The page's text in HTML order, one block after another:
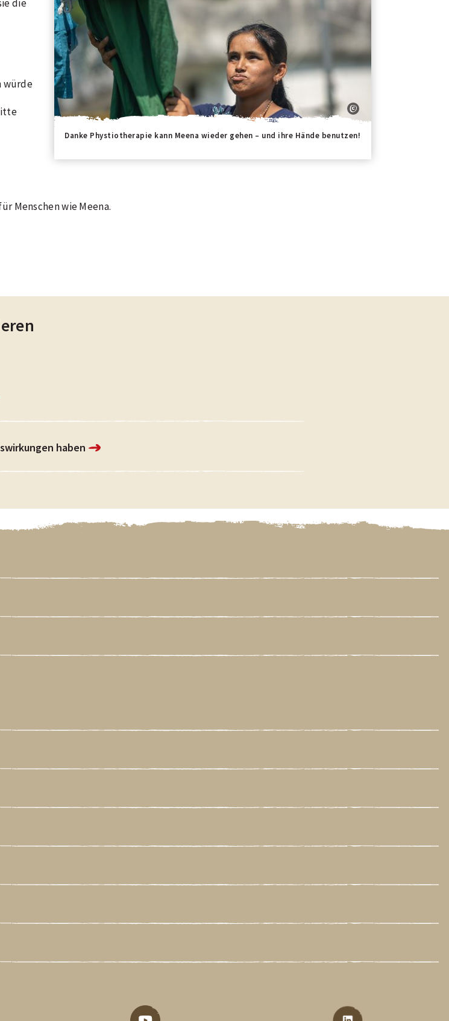
Danke Phystiotherapie kann Meena wieder gehen – und ihre Hände benutzen!
die
würde
Menschen wie Meena.
haben